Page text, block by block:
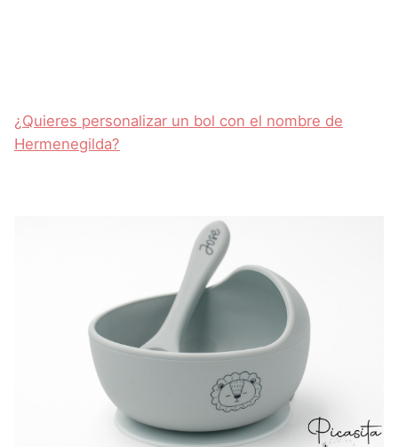
¿Quieres personalizar un bol con el nombre de
Hermenegilda?